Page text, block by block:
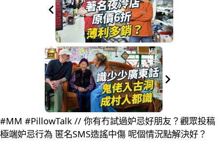
#MM #PillowTalk // 你有冇試過妒忌好朋友？觀眾投稿
極端妒忌行為 匿名SMS造謠中傷 呢個情況點解決好？